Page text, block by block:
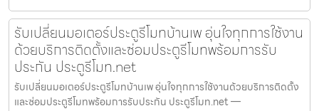
รับเปลี่ยนมอเตอร์ประตูรีโมทบ้านเพ อุ่นใจทุกการใช้งาน
ด้วยบริการติดตั้งและซ่อมประตูรีโมทพร้อมการรับ
ประกัน ประตูรีโมท.net
รับเปลี่ยนมอเตอร์ประตูรีโมทบ้านเพ อุ่นใจทุกการใช้งานด้วยบริการติดตั้ง
และซ่อมประตูรีโมทพร้อมการรับประกัน ประตูรีโมท.net —